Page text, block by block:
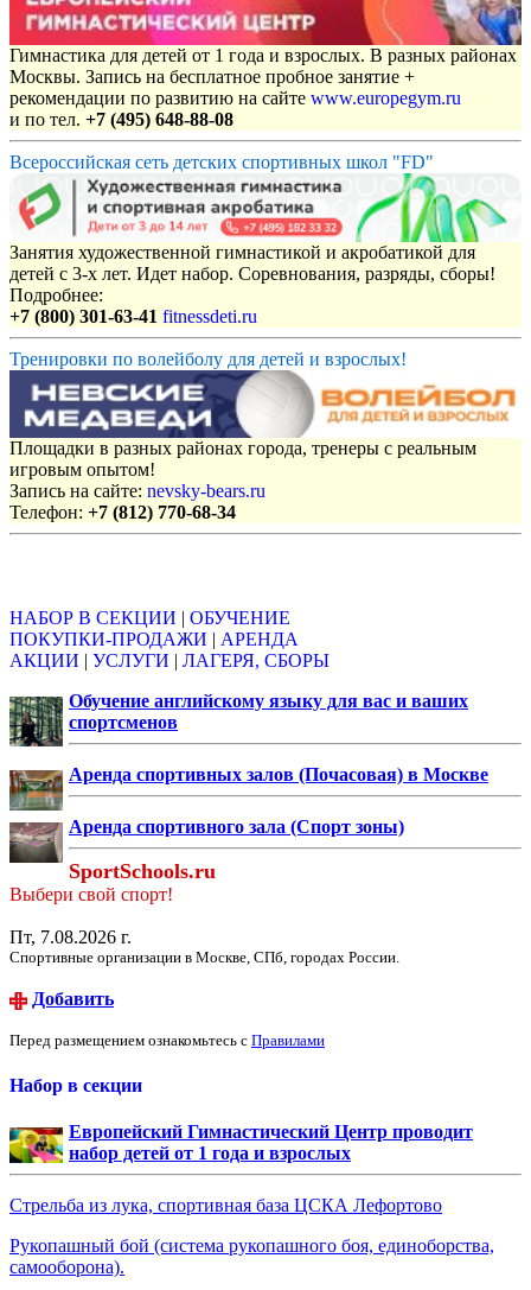
Гимнастика для детей от 1 года и взрослых. В разных районах
Москвы. Запись на бесплатное пробное занятие +
рекомендации по развитию на сайте www.europegym.ru
и по тел. +7 (495) 648-88-08
Всероссийская сеть детских спортивных школ "FD"
Занятия художественной гимнастикой и акробатикой для
детей с 3-х лет. Идет набор. Соревнования, разряды, сборы!
Подробнее:
+7 (800) 301-63-41 fitnessdeti.ru
Тренировки по волейболу для детей и взрослых!
Площадки в разных районах города, тренеры с реальным
игровым опытом!
Запись на сайте: nevsky-bears.ru
Телефон: +7 (812) 770-68-34
НАБОР В СЕКЦИИ | ОБУЧЕНИЕ
ПОКУПКИ-ПРОДАЖИ | АРЕНДА
АКЦИИ | УСЛУГИ | ЛАГЕРЯ, СБОРЫ
Обучение английскому языку для вас и ваших
спортсменов
Аренда спортивных залов (Почасовая) в Москве
Аренда спортивного зала (Спорт зоны)
SportSchools.ru
Выбери свой спорт!
Пт, 7.08.2026 г.
Спортивные организации в Москве, СПб, городах России.
Добавить
Перед размещением ознакомьтесь с Правилами
Набор в секции
Европейский Гимнастический Центр проводит
набор детей от 1 года и взрослых
Стрельба из лука, спортивная база ЦСКА Лефортово
Рукопашный бой (система рукопашного боя, единоборства,
самооборона).